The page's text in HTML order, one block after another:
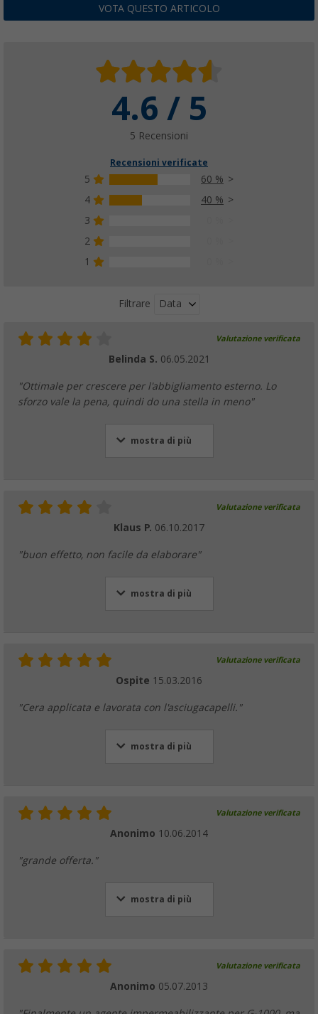
VOTA QUESTO ARTICOLO
4.6 / 5
5 Recensioni
Recensioni verificate
5
60 %
4
40 %
3
2
1
Filtrare Data
Valutazione verificata
Belinda S. 06.05.2021
"Ottimale per crescere per l'abbigliamento esterno. Lo
sforzo vale la pena, quindi do una stella in meno"
mostra di più
Valutazione verificata
Klaus P. 06.10.2017
"buon effetto, non facile da elaborare"
mostra di più
Valutazione verificata
Ospite 15.03.2016
"Cera applicata e lavorata con l'asciugacapelli."
mostra di più
Valutazione verificata
Anonimo 10.06.2014
"grande offerta."
mostra di più
Valutazione verificata
Anonimo 05.07.2013